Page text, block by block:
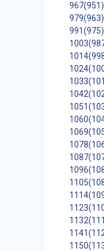
967(951)
979(963)
991(975)